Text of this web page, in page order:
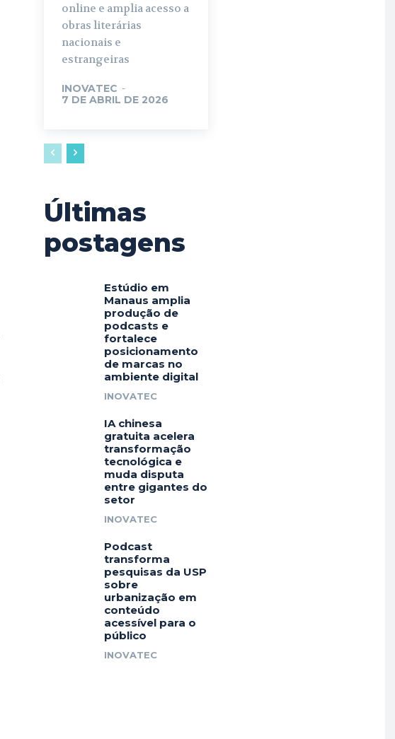
online e amplia acesso a
obras literárias
nacionais e
estrangeiras
INOVATEC -
7 DE ABRIL DE 2026
Últimas
postagens
Estúdio em
Manaus amplia
produção de
podcasts e
fortalece
posicionamento
de marcas no
ambiente digital
INOVATEC
IA chinesa
gratuita acelera
transformação
tecnológica e
muda disputa
entre gigantes do
setor
INOVATEC
Podcast
transforma
pesquisas da USP
sobre
urbanização em
conteúdo
acessível para o
público
INOVATEC